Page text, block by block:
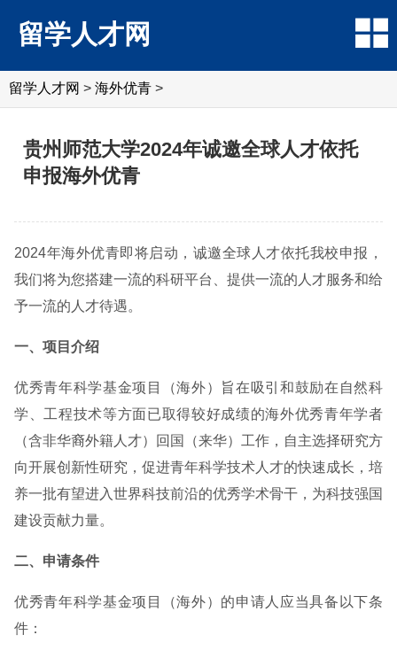
留学人才网
留学人才网 > 海外优青 >
贵州师范大学2024年诚邀全球人才依托
申报海外优青
2024年海外优青即将启动，诚邀全球人才依托我校申报，
我们将为您搭建一流的科研平台、提供一流的人才服务和给
予一流的人才待遇。
一、项目介绍
优秀青年科学基金项目（海外）旨在吸引和鼓励在自然科
学、工程技术等方面已取得较好成绩的海外优秀青年学者
（含非华裔外籍人才）回国（来华）工作，自主选择研究方
向开展创新性研究，促进青年科学技术人才的快速成长，培
养一批有望进入世界科技前沿的优秀学术骨干，为科技强国
建设贡献力量。
二、申请条件
优秀青年科学基金项目（海外）的申请人应当具备以下条
件：